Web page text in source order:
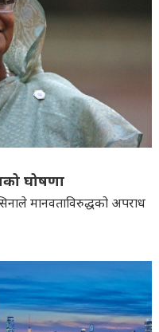
घोषणा
मानवताविरुद्धको अपराध